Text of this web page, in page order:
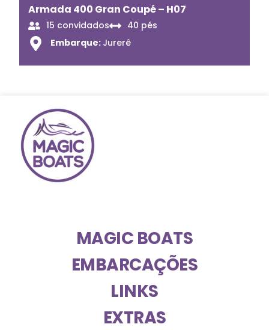
Armada 400 Gran Coupé – H07
15 convidados
40 pés
Embarque: Jurerê
MAGIC BOATS
EMBARCAÇÕES
LINKS
EXTRAS